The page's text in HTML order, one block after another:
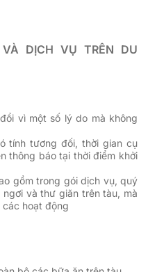
DỊCH VỤ TRÊN DU
vì một số lý do mà không
tính tương đối, thời gian cụ
thông báo tại thời điểm khởi
gồm trong gói dịch vụ, quý
và thư giãn trên tàu, mà
hoạt động